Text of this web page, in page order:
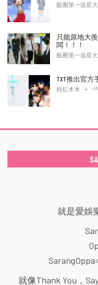
飯圈第一追星
只能原地大
闆！！！
飯圈第一追星
TXT推出官
粉紅木木
就是愛娛
就像Thank You，